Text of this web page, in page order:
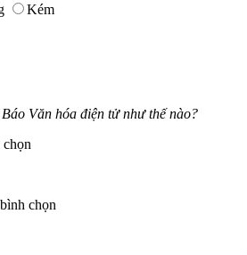
Kém
Văn hóa điện tử như thế nào?
chọn